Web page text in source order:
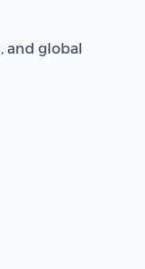
and global